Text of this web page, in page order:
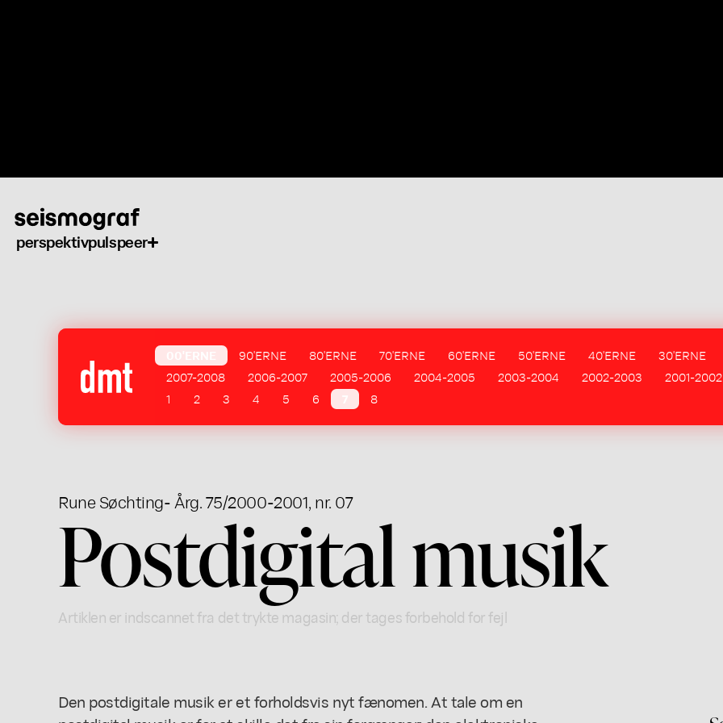
perspektivpulspeer
90'ERNE 80'ERNE 70'ERNE 60'ERNE 50'ERNE 40'ERNE 30'ERNE
2007-2008
2006-2007 2005-2006 2004-2005 2003-2004 2002-2003 2001-2002
1
2 3 4 5 6 8
Rune Søchting- Årg. 75/2000-2001, nr. 07
Postdigital musik
Artiklen er indscannet fra det trykte magasin; der tages forbehold for fejl
Den postdigitale musik er et forholdsvis nyt fænomen. At tale om en